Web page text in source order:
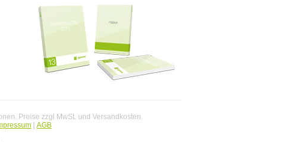
Preise zzgl MwSt. und Versandkosten.
AGB